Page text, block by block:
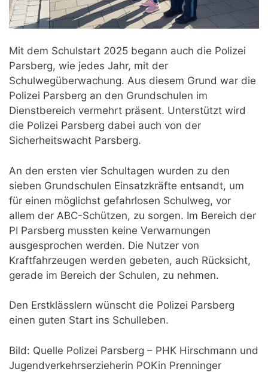
Mit dem Schulstart 2025 begann auch die Polizei
Parsberg, wie jedes Jahr, mit der
Schulwegüberwachung. Aus diesem Grund war die
Polizei Parsberg an den Grundschulen im
Dienstbereich vermehrt präsent. Unterstützt wird
die Polizei Parsberg dabei auch von der
Sicherheitswacht Parsberg.
An den ersten vier Schultagen wurden zu den
sieben Grundschulen Einsatzkräfte entsandt, um
für einen möglichst gefahrlosen Schulweg, vor
allem der ABC-Schützen, zu sorgen. Im Bereich der
PI Parsberg mussten keine Verwarnungen
ausgesprochen werden. Die Nutzer von
Kraftfahrzeugen werden gebeten, auch Rücksicht,
gerade im Bereich der Schulen, zu nehmen.
Den Erstklässlern wünscht die Polizei Parsberg
einen guten Start ins Schulleben.
Bild: Quelle Polizei Parsberg – PHK Hirschmann und
Jugendverkehrserzieherin POKin Prenninger